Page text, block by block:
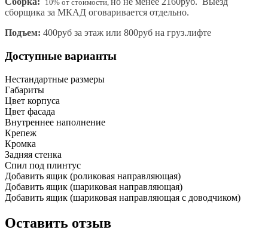
10% от стоимости,
сборщика за МКАД оговаривается отдельно.
Подъем: 400руб за этаж или 800руб на груз.лифте
Доступные варианты
Нестандартные размеры
Габариты
Цвет корпуса
Цвет фасада
Внутреннее наполнение
Крепеж
Кромка
Задняя стенка
Спил под плинтус
Добавить ящик (роликовая направляющая)
Добавить ящик (шариковая направляющая)
Добавить ящик (шариковая направляющая с доводчиком)
Оставить отзыв